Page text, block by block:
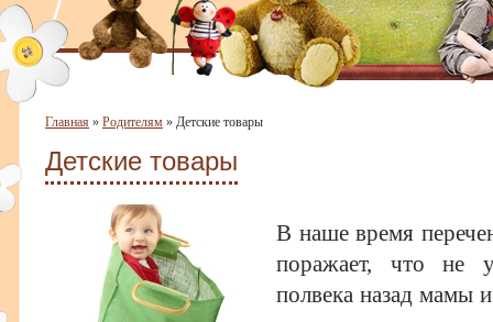
Главная » Родителям » Детские товары
Детские товары
В наше время
поражает, что не
полвека назад мамы